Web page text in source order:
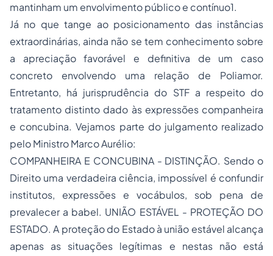
mantinham um envolvimento público e contínuo1.
Já no que tange ao posicionamento das instâncias
extraordinárias, ainda não se tem conhecimento sobre
a apreciação favorável e definitiva de um caso
concreto envolvendo uma relação de Poliamor.
Entretanto, há jurisprudência do STF a respeito do
tratamento distinto dado às expressões companheira
e concubina. Vejamos parte do julgamento realizado
pelo Ministro Marco Aurélio:
COMPANHEIRA E CONCUBINA - DISTINÇÃO. Sendo o
Direito uma verdadeira ciência, impossível é confundir
institutos, expressões e vocábulos, sob pena de
prevalecer a babel. UNIÃO ESTÁVEL - PROTEÇÃO DO
ESTADO. A proteção do Estado à união estável alcança
apenas as situações legítimas e nestas não está